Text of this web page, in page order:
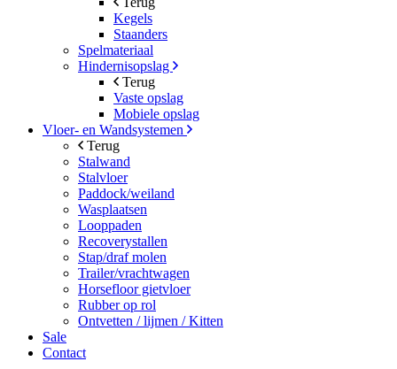
Kegels
Staanders
Spelmateriaal
Hindernisopslag
Terug
Vaste opslag
Mobiele opslag
Vloer- en Wandsystemen
Terug
Stalwand
Stalvloer
Paddock/weiland
Wasplaatsen
Looppaden
Recoverystallen
Stap/draf molen
Trailer/vrachtwagen
Horsefloor gietvloer
Rubber op rol
Ontvetten / lijmen / Kitten
Sale
Contact